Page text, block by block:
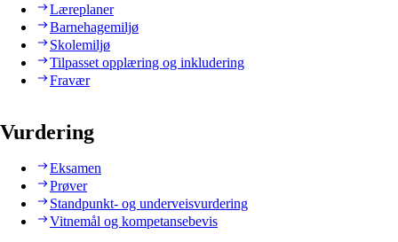
Læreplaner
Barnehagemiljø
Skolemiljø
Tilpasset opplæring og inkludering
Fravær
Vurdering
Eksamen
Prøver
Standpunkt- og underveisvurdering
Vitnemål og kompetansebevis